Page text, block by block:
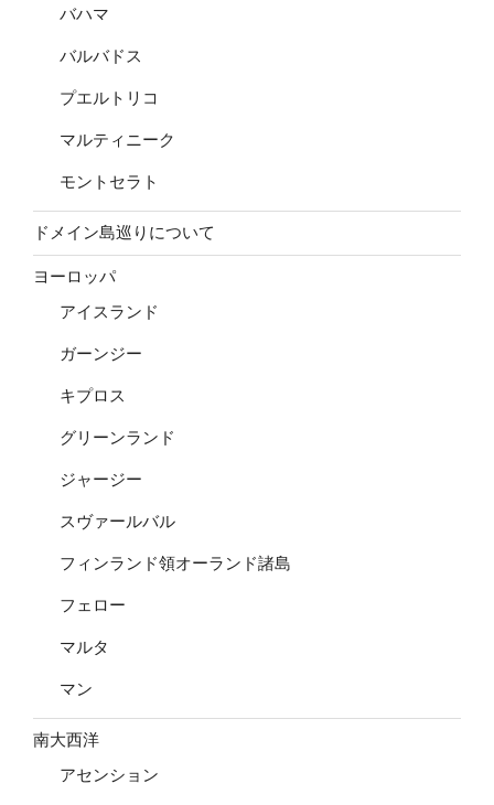
バハマ
バルバドス
プエルトリコ
マルティニーク
モントセラト
ドメイン島巡りについて
ヨーロッパ
アイスランド
ガーンジー
キプロス
グリーンランド
ジャージー
スヴァールバル
フィンランド領オーランド諸島
フェロー
マルタ
マン
南大西洋
アセンション